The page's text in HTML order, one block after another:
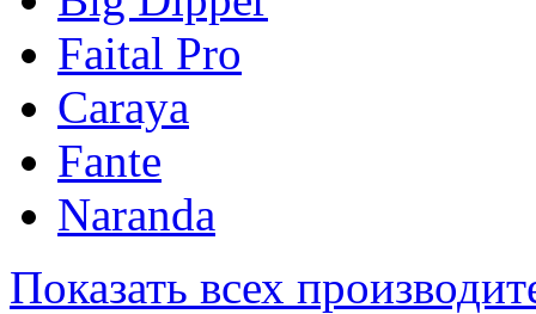
Faital Pro
Caraya
Fante
Naranda
Показать всех